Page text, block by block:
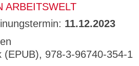
ARBEITSWELT
11.12.2023
(EPUB), 978-3-96740-354-1